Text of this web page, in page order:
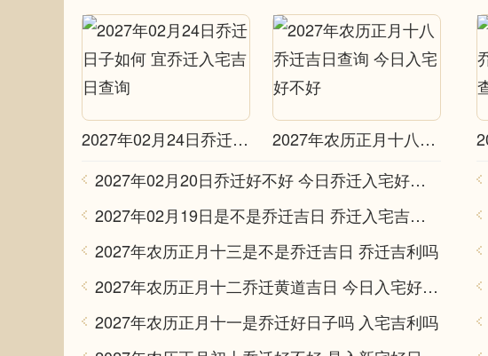
2027年02月24日乔迁日子如何 宜乔迁入宅吉日查询
2027年农历正月十八乔迁吉日查询 今日入宅好不好
2027年02月20日乔迁好不好 今日乔迁入宅好不好
2027年02月19日是不是乔迁吉日 乔迁入宅吉利吗
2027年农历正月十三是不是乔迁吉日 乔迁吉利吗
2027年农历正月十二乔迁黄道吉日 今日入宅好不好
2027年农历正月十一是乔迁好日子吗 入宅吉利吗